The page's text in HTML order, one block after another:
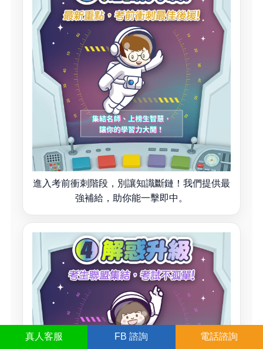
真人 客服 FB 諮詢 電話諮詢
進入考前衝刺階段，別讓知識斷鏈！我們提供最
強補給，助你能一擊即中。